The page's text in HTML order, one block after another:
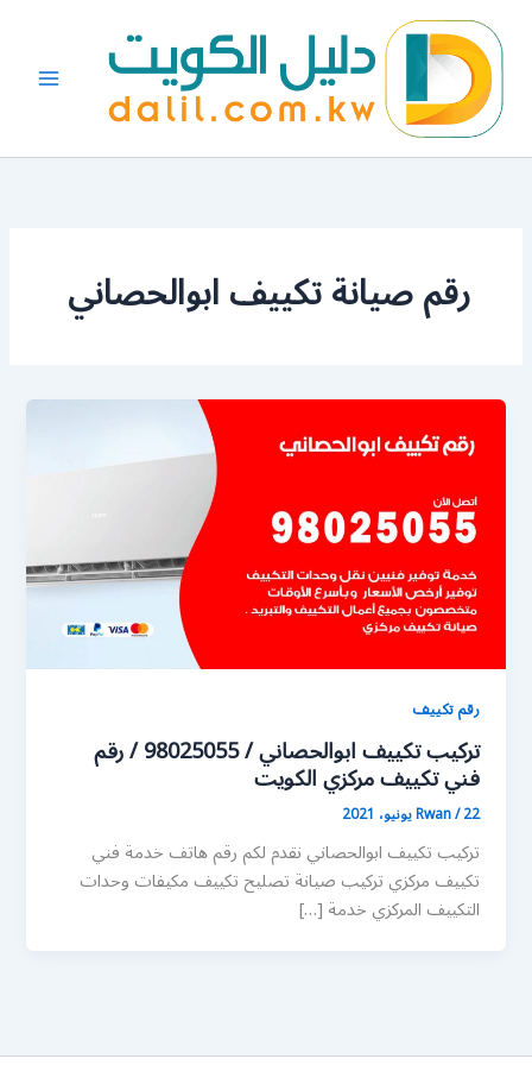
المحتوى
رقم صيانة تكييف ابوالحصاني
رقم تكييف
تركيب تكييف ابوالحصاني / 98025055 / رقم
فني تكييف مركزي الكويت
Rwan/22 يونيو، 2021
تركيب تكييف ابوالحصاني نقدم لكم رقم هاتف خدمة فني
تكييف مركزي تركيب صيانة تصليح تكييف مكيفات وحدات
التكييف المركزي خدمة […]